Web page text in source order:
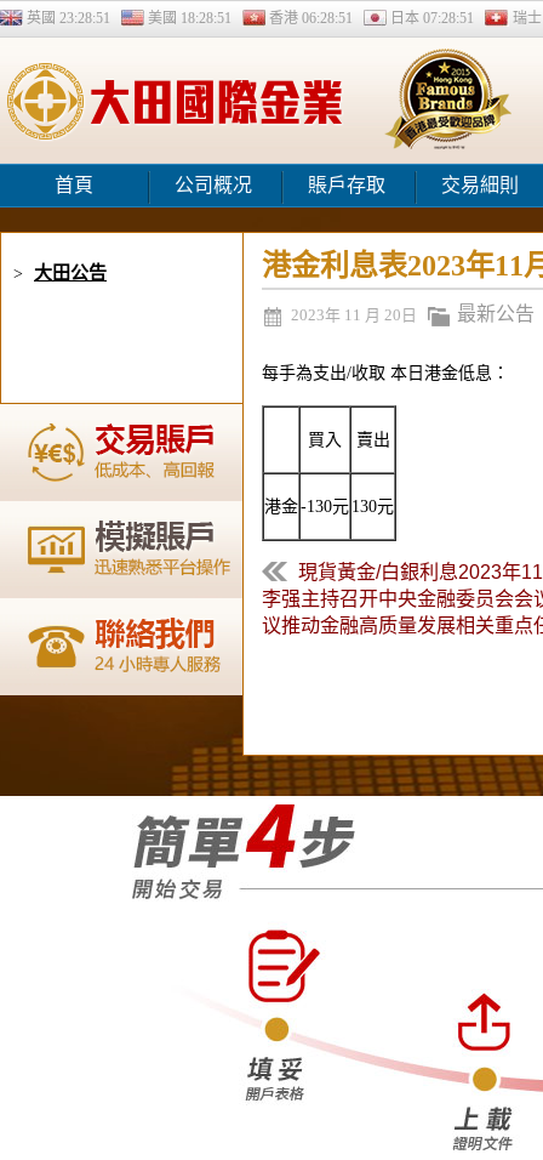
英國 23:28:51 美國 18:28:51 香港 06:28:51 日本 07:28:51 瑞
首頁 公司概况 賬戶存取 交易細則
> 大田公告 港金利息表2023年11
2023年 11 月 20日 最新公告
每手為支出/收取 本日港金低息：
買入 賣出
港金-130元 130元
現貨黃金/白銀利息2023年
李强主持召开中央金融委员会会
议推动金融高质量发展相关重点